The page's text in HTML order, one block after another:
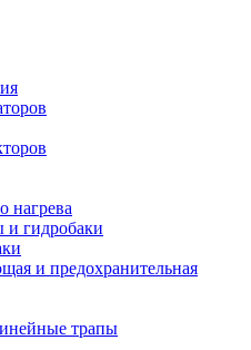
нагрева
и гидробаки
и предохранительная
трапы